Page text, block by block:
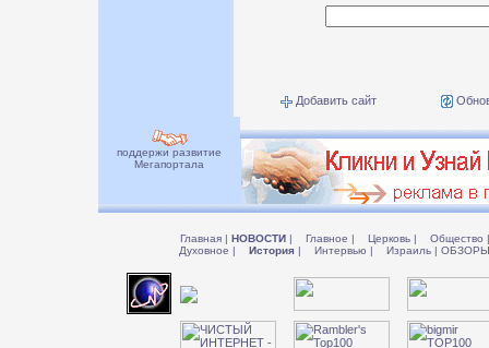
Добавить сайт
поддержи развитие
Мегапортала
Главная | НОВОСТИ | Главное | Церковь | Общество |
Духовное | История | Интервью | Израиль |